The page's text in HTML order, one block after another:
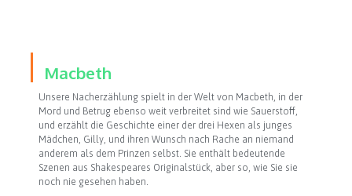
Macbeth
Unsere Nacherzählung spielt in der Welt von Macbeth, in der
Mord und Betrug ebenso weit verbreitet sind wie Sauerstoff,
und erzählt die Geschichte einer der drei Hexen als junges
Mädchen, Gilly, und ihren Wunsch nach Rache an niemand
anderem als dem Prinzen selbst. Sie enthält bedeutende
Szenen aus Shakespeares Originalstück, aber so, wie Sie sie
noch nie gesehen haben.